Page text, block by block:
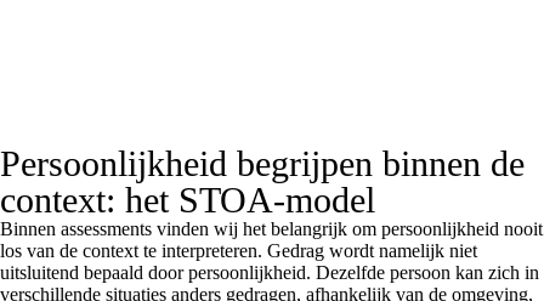
Persoonlijkheid begrijpen binnen de
context: het STOA-model
Binnen assessments vinden wij het belangrijk om persoonlijkheid nooit
los van de context te interpreteren. Gedrag wordt namelijk niet
uitsluitend bepaald door persoonlijkheid. Dezelfde persoon kan zich in
verschillende situaties anders gedragen, afhankelijk van de omgeving,